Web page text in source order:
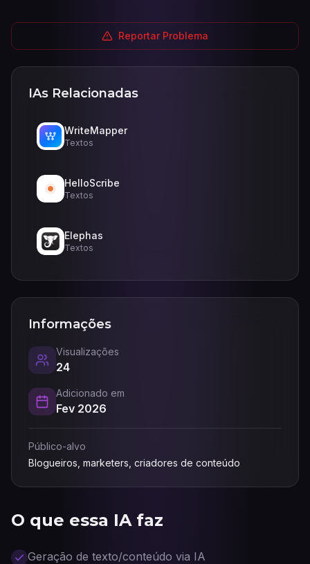
O que essa IA faz
Geração de texto/conteúdo via IA
Reportar Problema
IAs Relacionadas
WriteMapper
Textos
HelloScribe
Textos
Elephas
Textos
Informações
Visualizações
24
Adicionado em
Fev 2026
Público-alvo
Blogueiros, marketers, criadores de conteúdo